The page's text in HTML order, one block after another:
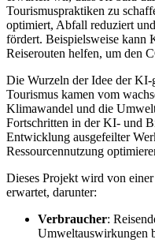
Tourismuspraktiken zu
optimiert, Abfall reduziert
fördert. Beispielsweise kann
Reiserouten helfen, um den
Die Wurzeln der Idee der
Tourismus kamen vom
Klimawandel und die
Fortschritten in der KI- und
Entwicklung ausgefeilter
Ressourcennutzung
Dieses Projekt wird von
erwartet, darunter:
Verbraucher:
Umweltauswirkungen